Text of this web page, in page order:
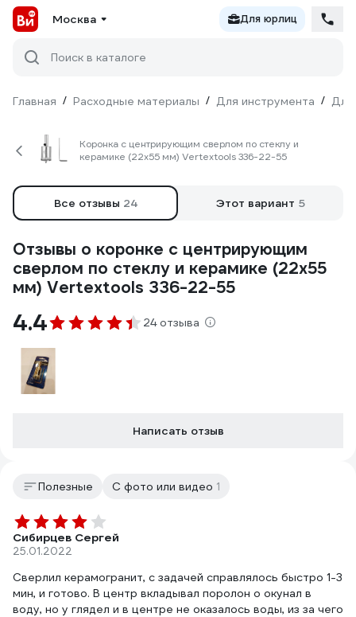
Москва Для юрлиц
Поиск в каталоге
Главная / Расходные материалы / Для инструмента / Для
Коронка с центрирующим сверлом по стеклу и
керамике (22х55 мм) Vertextools 336-22-55
Все отзывы 24 Этот вариант 5
Отзывы о коронке с центрирующим
сверлом по стеклу и керамике (22х55
мм) Vertextools 336-22-55
4.4 24 отзыва
Написать отзыв
Полезные С фото или видео 1
Сибирцев Сергей
25.01.2022
Сверлил керамогранит, с задачей справлялось быстро 1-3
мин, и готово. В центр вкладывал поролон о окунал в
воду, но у глядел и в центре не оказалось воды, из за чего